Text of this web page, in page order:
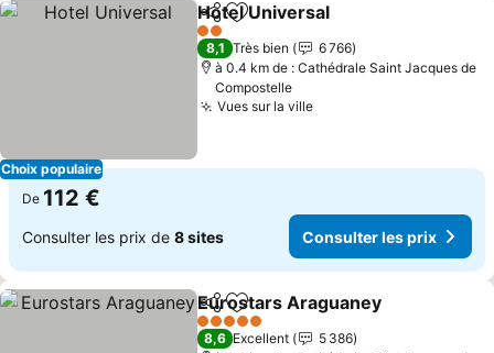
Choix populaire
PartagerAjouter à mes favoris
Hotel Universal
2 Étoiles
8,1 Très bien
6 766
à 0.4 km de : Cathédrale Saint Jacques de
Compostelle
Vues sur la ville
De 112 €
Consulter les prix de 8 sites Consulter les prix
PartagerAjouter à mes favoris
Eurostars Araguaney
5 Étoiles
8,6 Excellent
5 386